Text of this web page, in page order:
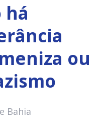
há
ou
Bahia